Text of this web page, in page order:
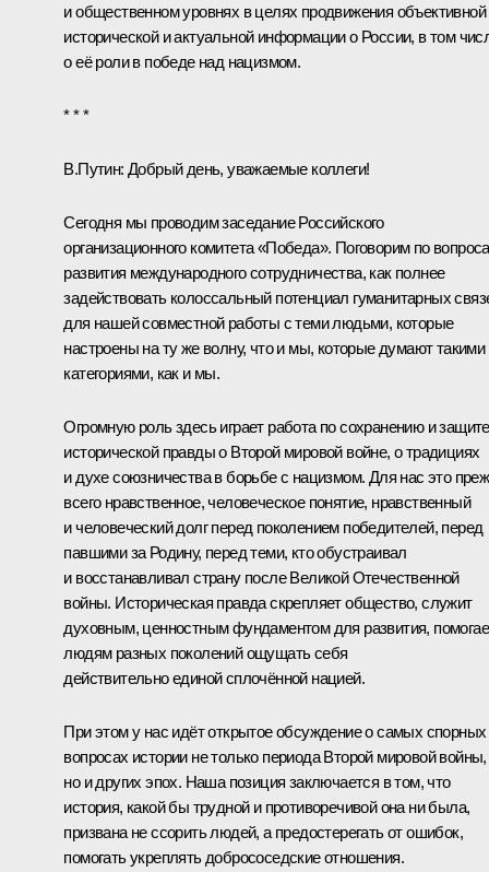
и общественном уровнях в целях продвижения объективной
исторической и актуальной информации о России, в том
о её роли в победе над нацизмом.
* * *
В.Путин: Добрый день, уважаемые коллеги!
Сегодня мы проводим заседание Российского
организационного комитета «Победа». Поговорим по
развития международного сотрудничества, как полнее
задействовать колоссальный потенциал гуманитарных
для нашей совместной работы с теми людьми, которые
настроены на ту же волну, что и мы, которые думают
категориями, как и мы.
Огромную роль здесь играет работа по сохранению и защите
исторической правды о Второй мировой войне, о традициях
и духе союзничества в борьбе с нацизмом. Для нас это
всего нравственное, человеческое понятие, нравственный
и человеческий долг перед поколением победителей, перед
павшими за Родину, перед теми, кто обустраивал
и восстанавливал страну после Великой Отечественной
войны. Историческая правда скрепляет общество, служит
духовным, ценностным фундаментом для развития,
людям разных поколений ощущать себя
действительно единой сплочённой нацией.
При этом у нас идёт открытое обсуждение о самых спорных
вопросах истории не только периода Второй мировой войны,
но и других эпох. Наша позиция заключается в том, что
история, какой бы трудной и противоречивой она ни была,
призвана не ссорить людей, а предостерегать от ошибок,
помогать укреплять добрососедские отношения.